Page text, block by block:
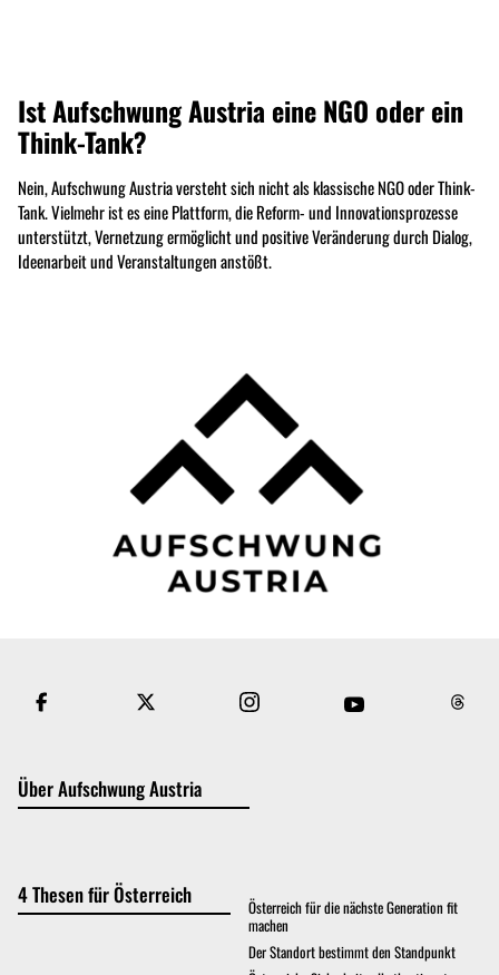
Ist Aufschwung Austria eine NGO oder ein
Think-Tank?
Nein, Aufschwung Austria versteht sich nicht als klassische NGO oder Think-
Tank. Vielmehr ist es eine Plattform, die Reform- und Innovationsprozesse
unterstützt, Vernetzung ermöglicht und positive Veränderung durch Dialog,
Ideenarbeit und Veranstaltungen anstößt.
Über Aufschwung Austria
4 Thesen für Österreich
Österreich für die nächste Generation fit
machen
Der Standort bestimmt den Standpunkt